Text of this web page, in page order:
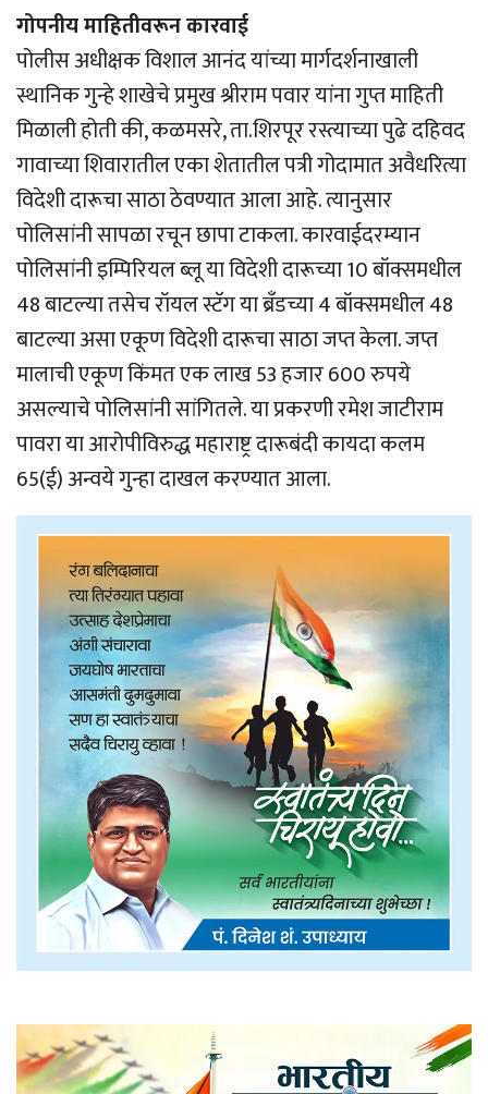
गोपनीय माहितीवरून कारवाई
पोलीस अधीक्षक विशाल आनंद यांच्या मार्गदर्शनाखाली
स्थानिक गुन्हे शाखेचे प्रमुख श्रीराम पवार यांना गुप्त माहिती
मिळाली होती की, कळमसरे, ता.शिरपूर रस्त्याच्या पुढे दहिवद
गावाच्या शिवारातील एका शेतातील पत्री गोदामात अवैधरित्या
विदेशी दारूचा साठा ठेवण्यात आला आहे. त्यानुसार
पोलिसांनी सापळा रचून छापा टाकला. कारवाईदरम्यान
पोलिसांनी इम्पिरियल ब्लू या विदेशी दारूच्या 10 बॉक्समधील
48 बाटल्या तसेच रॉयल स्टॅग या ब्रँडच्या 4 बॉक्समधील 48
बाटल्या असा एकूण विदेशी दारूचा साठा जप्त केला. जप्त
मालाची एकूण किंमत एक लाख 53 हजार 600 रुपये
असल्याचे पोलिसांनी सांगितले. या प्रकरणी रमेश जाटीराम
पावरा या आरोपीविरुद्ध महाराष्ट्र दारूबंदी कायदा कलम
65(ई) अन्वये गुन्हा दाखल करण्यात आला.